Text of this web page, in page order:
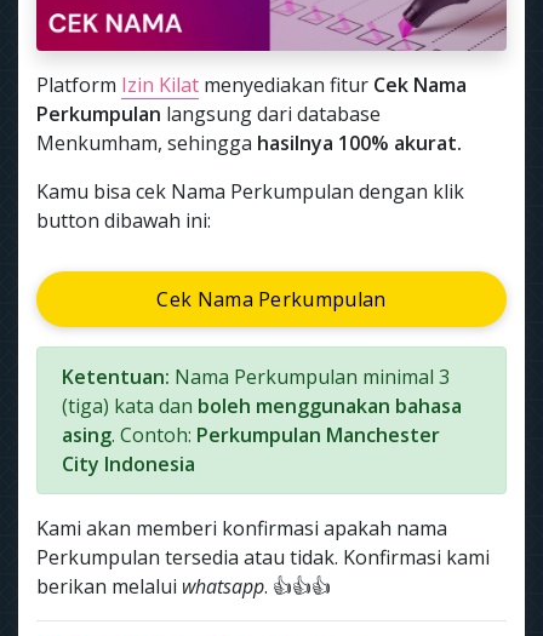
Platform Izin Kilat menyediakan fitur Cek Nama
Perkumpulan langsung dari database
Menkumham, sehingga hasilnya 100% akurat.
Kamu bisa cek Nama Perkumpulan dengan klik
button dibawah ini:
Cek Nama Perkumpulan
Ketentuan: Nama Perkumpulan minimal 3
(tiga) kata dan boleh menggunakan bahasa
asing. Contoh: Perkumpulan Manchester
City Indonesia
Kami akan memberi konfirmasi apakah nama
Perkumpulan tersedia atau tidak. Konfirmasi kami
berikan melalui whatsapp. 👍👍👍